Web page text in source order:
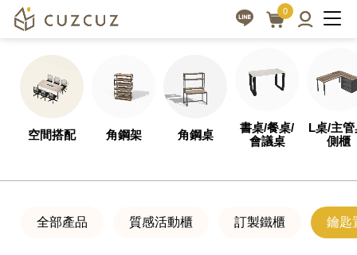
0
鐵
匙
櫃
cuzcuz
客
製
計，
位
空間搭配 角鋼架 角鋼桌
書桌/餐桌/
會議桌
L桌/主管
側櫃
全部產品 質感活動櫃 訂製鐵櫃 鑰匙